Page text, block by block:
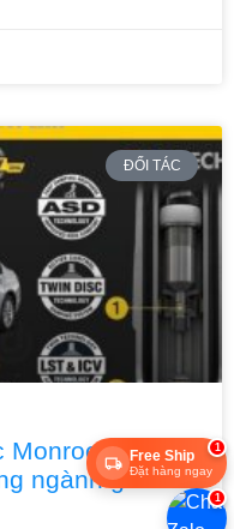
ĐỐI TÁC
Monroe: Hơn
ngành giảm
1
Free Ship
Đặt hàng ngay
1